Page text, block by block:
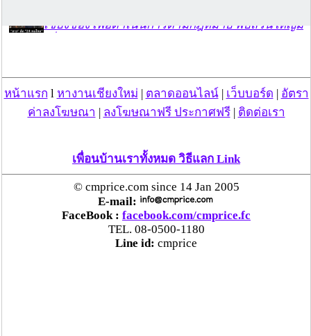
เชียงของ เพื่อดำเนินการตามกฎหมาย พบส่วนใหญ่มี
“ตรีนุช” เปิดตัวระบบ “e-WorkPermit” ลงทะเบียน
แรงงานต่างด้าวออนไลน์ ให้บริการ 24 ชั่วโมงทั่ว
ประเทศ เริ่ม 13 ต.ค. นี้
คพ. เผยผลตรวจคุณภาพน้ำแม่น้ำกก-แม่น้ำสาย-
แม่น้ำรวก-แม่น้ำโขง พื้นที่เชียงใหม่-เชียงราย ครั้งที่
8 “พบสารหนูสูงเกินค่ามาตรฐาน“
ไทยยังน่าลงทุน หลังพบต่างชาติเชื่อมั่นลงทุนครึ่งปี
แรก 1.1 แสนล้านบาท
หน้าแรก l หางานเชียงใหม่ ตลาดออนไลน์| เว็บบอร์ด
อัตรา
ค่าลงโฆษณา
ลงโฆษณาฟรี ประกาศฟรี| ติดต่อเรา
เพื่อนบ้านเราทั้งหมด วิธีแลก Link
© cmprice.com since 14 Jan 2005
E-mail:
FaceBook : facebook.com/cmprice.fc
TEL. 08-0500-1180
Line id: cmprice